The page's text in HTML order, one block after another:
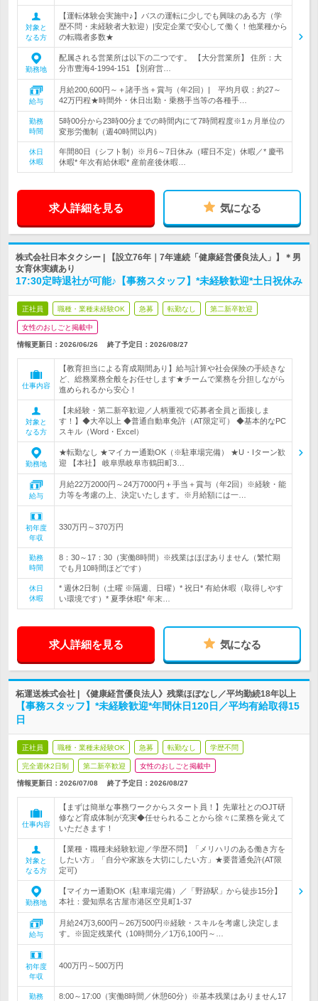
対象と
なる方
【運転体験会実施中♪】バスの運転に少しでも興味のある方（学
歴不問・未経験者大歓迎）|安定企業で安心して働く！他業種から
の転職者多数★
勤務地
配属される営業所は以下の二つです。 【大分営業所】 住所：大
分市豊海4-1994-151 【別府営…
給与
月給200,600円～＋諸手当＋賞与（年2回）| 平均月収：約27～
42万円程★時間外・休日出勤・乗務手当等の各種手…
勤務
時間
5時00分から23時00分までの時間内にて7時間程度※1ヵ月単位の
変形労働制（週40時間以内）
休日
休暇
年間80日（シフト制）※月6～7日休み（曜日不定）休暇／* 慶弔
休暇* 年次有給休暇* 産前産後休暇…
求人詳細を見る 気になる
株式会社日本タクシー | 【設立76年｜7年連続「健康経営優良法人」】＊男
女育休実績あり
17:30定時退社が可能♪【事務スタッフ】*未経験歓迎*土日祝休み
正社員 職種・業種未経験OK 急募 転勤なし 第二新卒歓迎
女性のおしごと掲載中
情報更新日：2026/06/26 終了予定日： 2026/08/27
仕事内容
【教育担当による育成期間あり】給与計算や社会保険の手続きな
ど、総務業務全般をお任せします★チームで業務を分担しながら
進められるから安心！
対象と
なる方
【未経験・第二新卒歓迎／人柄重視で応募者全員と面接しま
す！】◆大卒以上 ◆普通自動車免許（AT限定可） ◆基本的なPC
スキル（Word・Excel）
勤務地
★転勤なし ★マイカー通勤OK（※駐車場完備） ★U・Iターン歓
迎 【本社】 岐阜県岐阜市鶴田町3…
給与
月給22万2000円～24万7000円＋手当＋賞与（年2回）※経験・能
力等を考慮の上、決定いたします。※月給額には一…
初年度
年収
330万円～370万円
勤務
時間
8：30～17：30（実働8時間）※残業はほぼありません（繁忙期
でも月10時間ほどです）
休日
休暇
* 週休2日制（土曜 ※隔週、日曜）* 祝日* 有給休暇（取得しやす
い環境です）* 夏季休暇* 年末…
求人詳細を見る 気になる
柘運送株式会社 | 《健康経営優良法人》残業ほぼなし／平均勤続18年以上
【事務スタッフ】*未経験歓迎*年間休日120日／平均有給取得15
日
正社員 職種・業種未経験OK 急募 転勤なし 学歴不問
完全週休2日制 第二新卒歓迎 女性のおしごと掲載中
情報更新日：2026/07/08 終了予定日： 2026/08/27
仕事内容
【まずは簡単な事務ワークからスタート員！】先輩社とのOJT研
修など育成体制が充実◆任せられることから徐々に業務を覚えて
いただきます！
対象と
なる方
【業種・職種未経験歓迎／学歴不問】「メリハリのある働き方を
したい方」「自分や家族を大切にしたい方」★要普通免許(AT限
定可)
勤務地
【マイカー通勤OK（駐車場完備）／「野跡駅」から徒歩15分】
本社：愛知県名古屋市港区空見町1-37
給与
月給24万3,600円～26万500円※経験・スキルを考慮し決定しま
す。※固定残業代（10時間分／1万6,100円～…
初年度
年収
400万円～500万円
勤務
8:00～17:00（実働8時間／休憩60分）※基本残業はありません17